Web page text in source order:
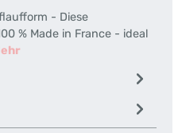
- Diese
% Made in France - ideal